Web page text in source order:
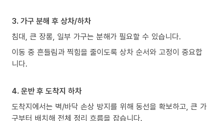
3. 가구 분해 후 상차/하차
침대, 큰 장롱, 일부 가구는 분해가 필요할 수 있습니다.
이동 중 흔들림과 찍힘을 줄이도록 상차 순서와 고정이 중요합
니다.
4. 운반 후 도착지 하차
도착지에서는 벽/바닥 손상 방지를 위해 동선을 확보하고, 큰 가
구부터 배치해 전체 정리 흐름을 잡습니다.